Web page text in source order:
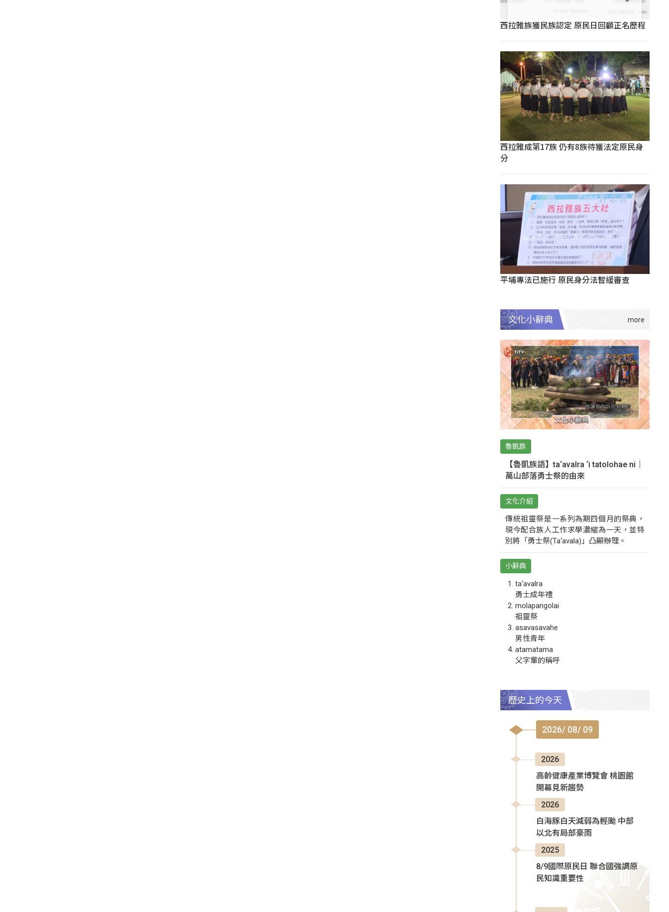
西拉雅族獲民族認定 原民日回顧正名歷程
西拉雅成第17族 仍有8族待獲法定原民身
分
平埔專法已施行 原民身分法暫緩審查
文化小辭典
魯凱族
【魯凱族語】ta‘avalra ‘i tatolohae ni｜
萬山部落勇士祭的由來
文化介紹
傳統祖靈祭是一系列為期四個月的祭典，
現今配合族人工作求學濃縮為一天，並特
別將「勇士祭(Ta‘avala)」凸顯辦理。
小辭典
ta‘avalra
勇士成年禮
molapangolai
祖靈祭
asavasavahe
男性青年
atamatama
父字輩的稱呼
歷史上的今天
2026/ 08/ 09
2026
高齡健康產業博覽會 桃園館
開幕見新趨勢
2026
白海豚白天減弱為輕颱 中部
以北有局部豪雨
2025
8/9國際原民日 聯合國強調原
民知識重要性